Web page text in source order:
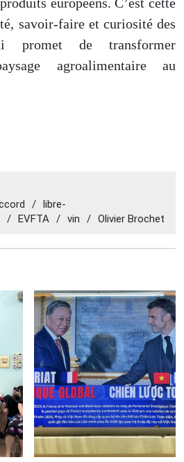
savoir-faire et curiosité des
promet de transformer
agroalimentaire au
/ libre-
/ EVFTA / vin / Olivier Brochet